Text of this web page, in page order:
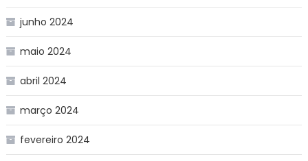
junho 2024
maio 2024
abril 2024
março 2024
fevereiro 2024